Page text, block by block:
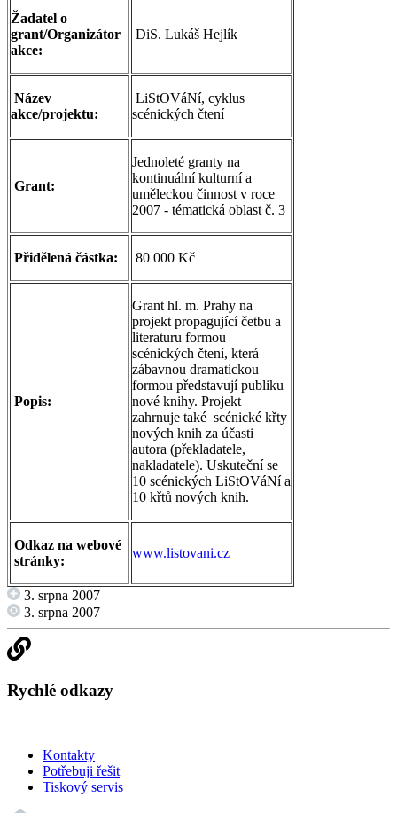
Žadatel o
grant/Organizátor
akce:
DiS. Lukáš Hejlík
Název
akce/projektu:
LiStOVáNí, cyklus
scénických čtení
Grant:
Jednoleté granty na
kontinuální kulturní a
uměleckou činnost v roce
2007 - tématická oblast č. 3
Přidělená částka: 80 000 Kč
Popis:
Grant hl. m. Prahy na
projekt propagující četbu a
literaturu formou
scénických čtení, která
zábavnou dramatickou
formou představují publiku
nové knihy. Projekt
zahrnuje také scénické křty
nových knih za účasti
autora (překladatele,
nakladatele). Uskuteční se
10 scénických LiStOVáNí a
10 křtů nových knih.
Odkaz na webové
stránky:
www.listovani.cz
3. srpna 2007
3. srpna 2007
Rychlé odkazy
Kontakty
Potřebuji řešit
Tiskový servis